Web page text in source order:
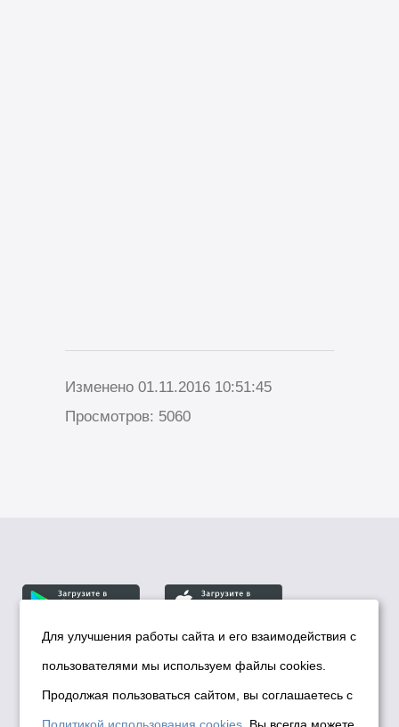
Изменено 01.11.2016 10:51:45
Просмотров: 5060
© Департамент информационной политики мэрии
города Новосибирска, 2026
Политика использования Cookies
Для улучшения работы сайта и его взаимодействия с
пользователями мы используем файлы cookies.
Продолжая пользоваться сайтом, вы соглашаетесь с